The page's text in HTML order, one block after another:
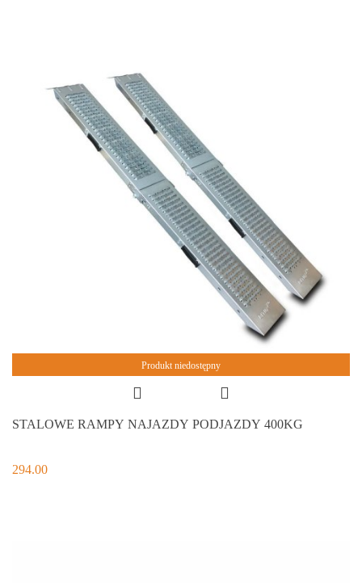
Produkt niedostępny
STALOWE RAMPY NAJAZDY PODJAZDY 400KG
294.00